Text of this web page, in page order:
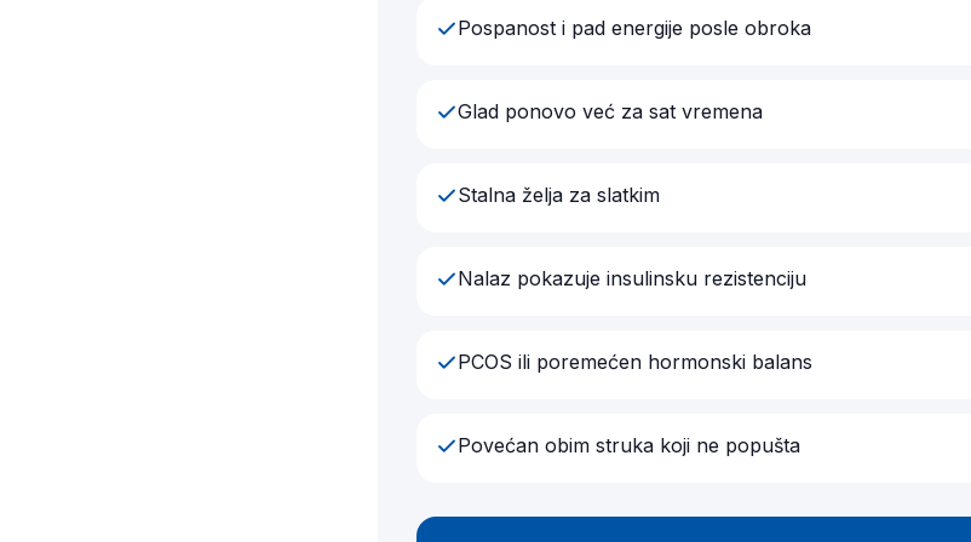
Pospanost i pad energije posle obroka
Glad ponovo već za sat vremena
Stalna želja za slatkim
Nalaz pokazuje insulinsku rezistenciju
PCOS ili poremećen hormonski balans
Povećan obim struka koji ne popušta